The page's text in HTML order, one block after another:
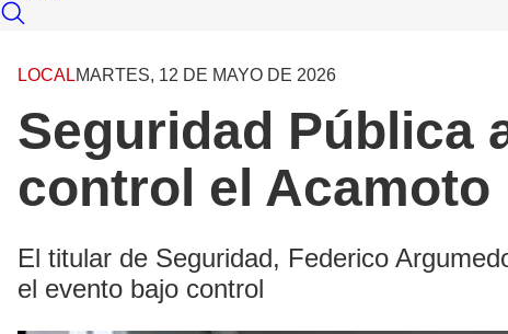
LOCALMARTES, 12 DE MAYO DE 2026
Seguridad Pública
control el Acamoto
El titular de Seguridad, Federico
el evento bajo control